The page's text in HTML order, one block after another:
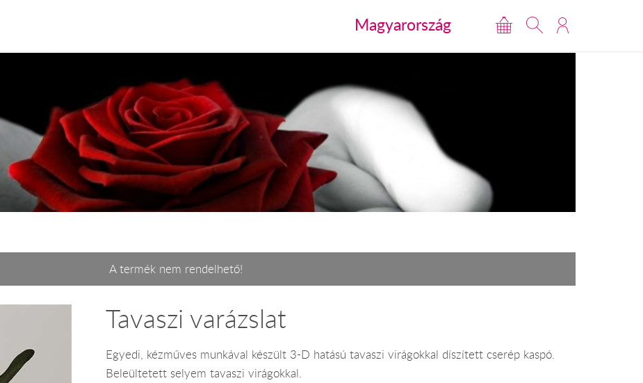
Magyarország
A termék nem rendelhető!
Tavaszi varázslat
Egyedi, kézműves munkával készült 3-D hatású tavaszi virágokkal díszített cserép kaspó.
Beleültetett selyem tavaszi virágokkal.